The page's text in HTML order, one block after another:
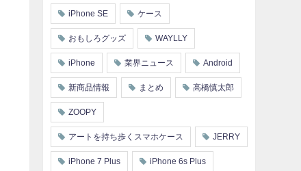
iPhone SE ケース
おもしろグッズ WAYLLY
iPhone 業界ニュース Android
新商品情報 まとめ 高橋慎太郎
ZOOPY
アートを持ち歩くスマホケース JERRY
iPhone 7 Plus iPhone 6s Plus